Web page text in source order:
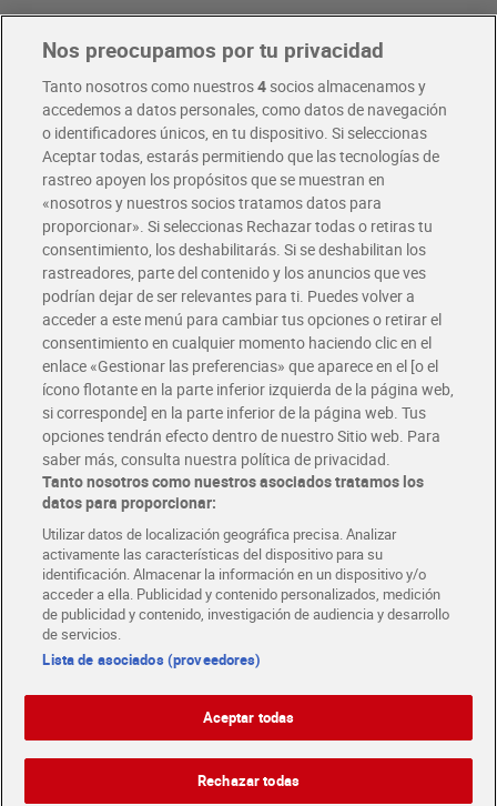
Pide hoy, recibe hoy
Entrega rápida y en la franja horaria que mejor te venga.
Envío gratis por compras superiores a 100€
Envío estandar por 4,99€
Glovo y Uber Eats
Solicita tu factura de Glovo o Uber Eats
Únete al CLUB Dia
Disfruta las ventajas y ofertas exclusivas.
Descárgate la APP Dia
Folletos y Tiendas
Descubre las mejores ofertas y busca tu tienda más cercana
Tarjeta MaX Dia
Te devuelve hasta 8€/mes de tus compras.
¡Solicita tu tarjeta de crédito aquí!
COMER MEJOR CADA DIA
COLABORA CON DIA ABRE TU TIENDA DIA CORPORATE
Nos preocupamos por tu privacidad
Tanto nosotros como nuestros4socios almacenamos y
accedemos a datos personales, como datos de navegación
o identificadores únicos, en tu dispositivo. Si seleccionas
Aceptar todas, estarás permitiendo que las tecnologías de
rastreo apoyen los propósitos que se muestran en
«nosotros y nuestros socios tratamos datos para
proporcionar». Si seleccionas Rechazar todas o retiras tu
consentimiento, los deshabilitarás. Si se deshabilitan los
rastreadores, parte del contenido y los anuncios que ves
podrían dejar de ser relevantes para ti. Puedes volver a
acceder a este menú para cambiar tus opciones o retirar el
consentimiento en cualquier momento haciendo clic en el
enlace «Gestionar las preferencias» que aparece en el [o el
ícono flotante en la parte inferior izquierda de la página web,
si corresponde] en la parte inferior de la página web. Tus
opciones tendrán efecto dentro de nuestro Sitio web. Para
saber más, consulta nuestra política de privacidad.
Tanto nosotros como nuestros asociados tratamos los
datos para proporcionar:
Utilizar datos de localización geográfica precisa. Analizar
activamente las características del dispositivo para su
identificación. Almacenar la información en un dispositivo y/o
acceder a ella. Publicidad y contenido personalizados, medición
de publicidad y contenido, investigación de audiencia y desarrollo
de servicios.
Lista de asociados (proveedores)
Aceptar todas
Rechazar todas